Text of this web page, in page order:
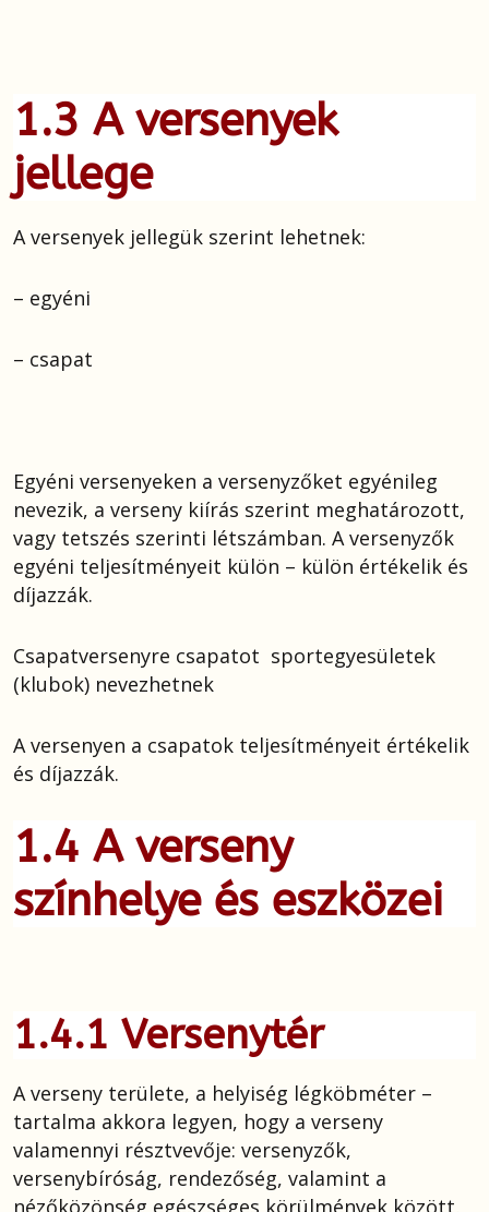
1.3 A versenyek
jellege
A versenyek jellegük szerint lehetnek:
– egyéni
– csapat
Egyéni versenyeken a versenyzőket egyénileg
nevezik, a verseny kiírás szerint meghatározott,
vagy tetszés szerinti létszámban. A versenyzők
egyéni teljesítményeit külön – külön értékelik és
díjazzák.
Csapatversenyre csapatot sportegyesületek
(klubok) nevezhetnek
A versenyen a csapatok teljesítményeit értékelik
és díjazzák.
1.4 A verseny
színhelye és eszközei
1.4.1 Versenytér
A verseny területe, a helyiség légköbméter –
tartalma akkora legyen, hogy a verseny
valamennyi résztvevője: versenyzők,
versenybíróság, rendezőség, valamint a
nézőközönség egészséges körülmények között,